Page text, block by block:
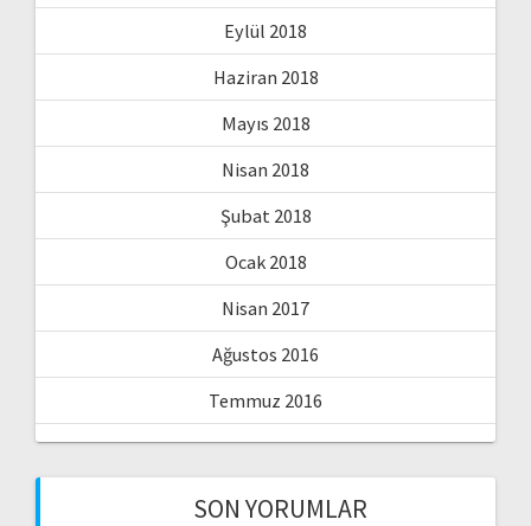
Eylül 2018
Haziran 2018
Mayıs 2018
Nisan 2018
Şubat 2018
Ocak 2018
Nisan 2017
Ağustos 2016
Temmuz 2016
SON YORUMLAR